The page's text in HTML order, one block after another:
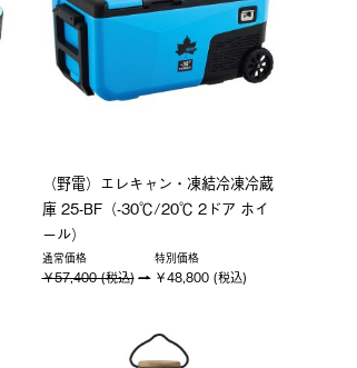
（野電）エレキャン・凍結冷凍冷蔵
庫 25-BF（-30℃/20℃ 2ドア ホイ
ール）
通常価格
￥57,400 (税込)
特別価格
￥48,800 (税込)